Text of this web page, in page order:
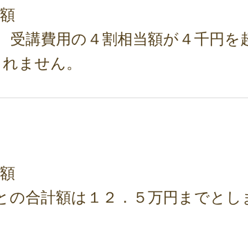
受講費用の４割相当額が４千円を
ません。
の合計額は１２．５万円までとし